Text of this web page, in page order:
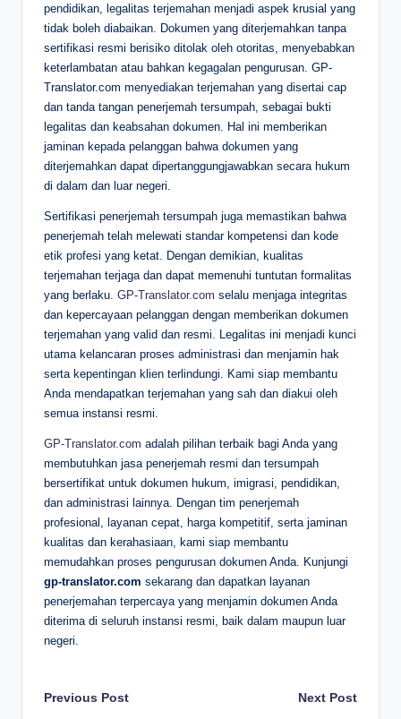
pendidikan, legalitas terjemahan menjadi aspek krusial yang
tidak boleh diabaikan. Dokumen yang diterjemahkan tanpa
sertifikasi resmi berisiko ditolak oleh otoritas, menyebabkan
keterlambatan atau bahkan kegagalan pengurusan. GP-
Translator.com menyediakan terjemahan yang disertai cap
dan tanda tangan penerjemah tersumpah, sebagai bukti
legalitas dan keabsahan dokumen. Hal ini memberikan
jaminan kepada pelanggan bahwa dokumen yang
diterjemahkan dapat dipertanggungjawabkan secara hukum
di dalam dan luar negeri.
Sertifikasi penerjemah tersumpah juga memastikan bahwa
penerjemah telah melewati standar kompetensi dan kode
etik profesi yang ketat. Dengan demikian, kualitas
terjemahan terjaga dan dapat memenuhi tuntutan formalitas
yang berlaku. GP-Translator.com selalu menjaga integritas
dan kepercayaan pelanggan dengan memberikan dokumen
terjemahan yang valid dan resmi. Legalitas ini menjadi kunci
utama kelancaran proses administrasi dan menjamin hak
serta kepentingan klien terlindungi. Kami siap membantu
Anda mendapatkan terjemahan yang sah dan diakui oleh
semua instansi resmi.
GP-Translator.com adalah pilihan terbaik bagi Anda yang
membutuhkan jasa penerjemah resmi dan tersumpah
bersertifikat untuk dokumen hukum, imigrasi, pendidikan,
dan administrasi lainnya. Dengan tim penerjemah
profesional, layanan cepat, harga kompetitif, serta jaminan
kualitas dan kerahasiaan, kami siap membantu
memudahkan proses pengurusan dokumen Anda. Kunjungi
gp-translator.com sekarang dan dapatkan layanan
penerjemahan terpercaya yang menjamin dokumen Anda
diterima di seluruh instansi resmi, baik dalam maupun luar
negeri.
Post
Previous Post Next Post